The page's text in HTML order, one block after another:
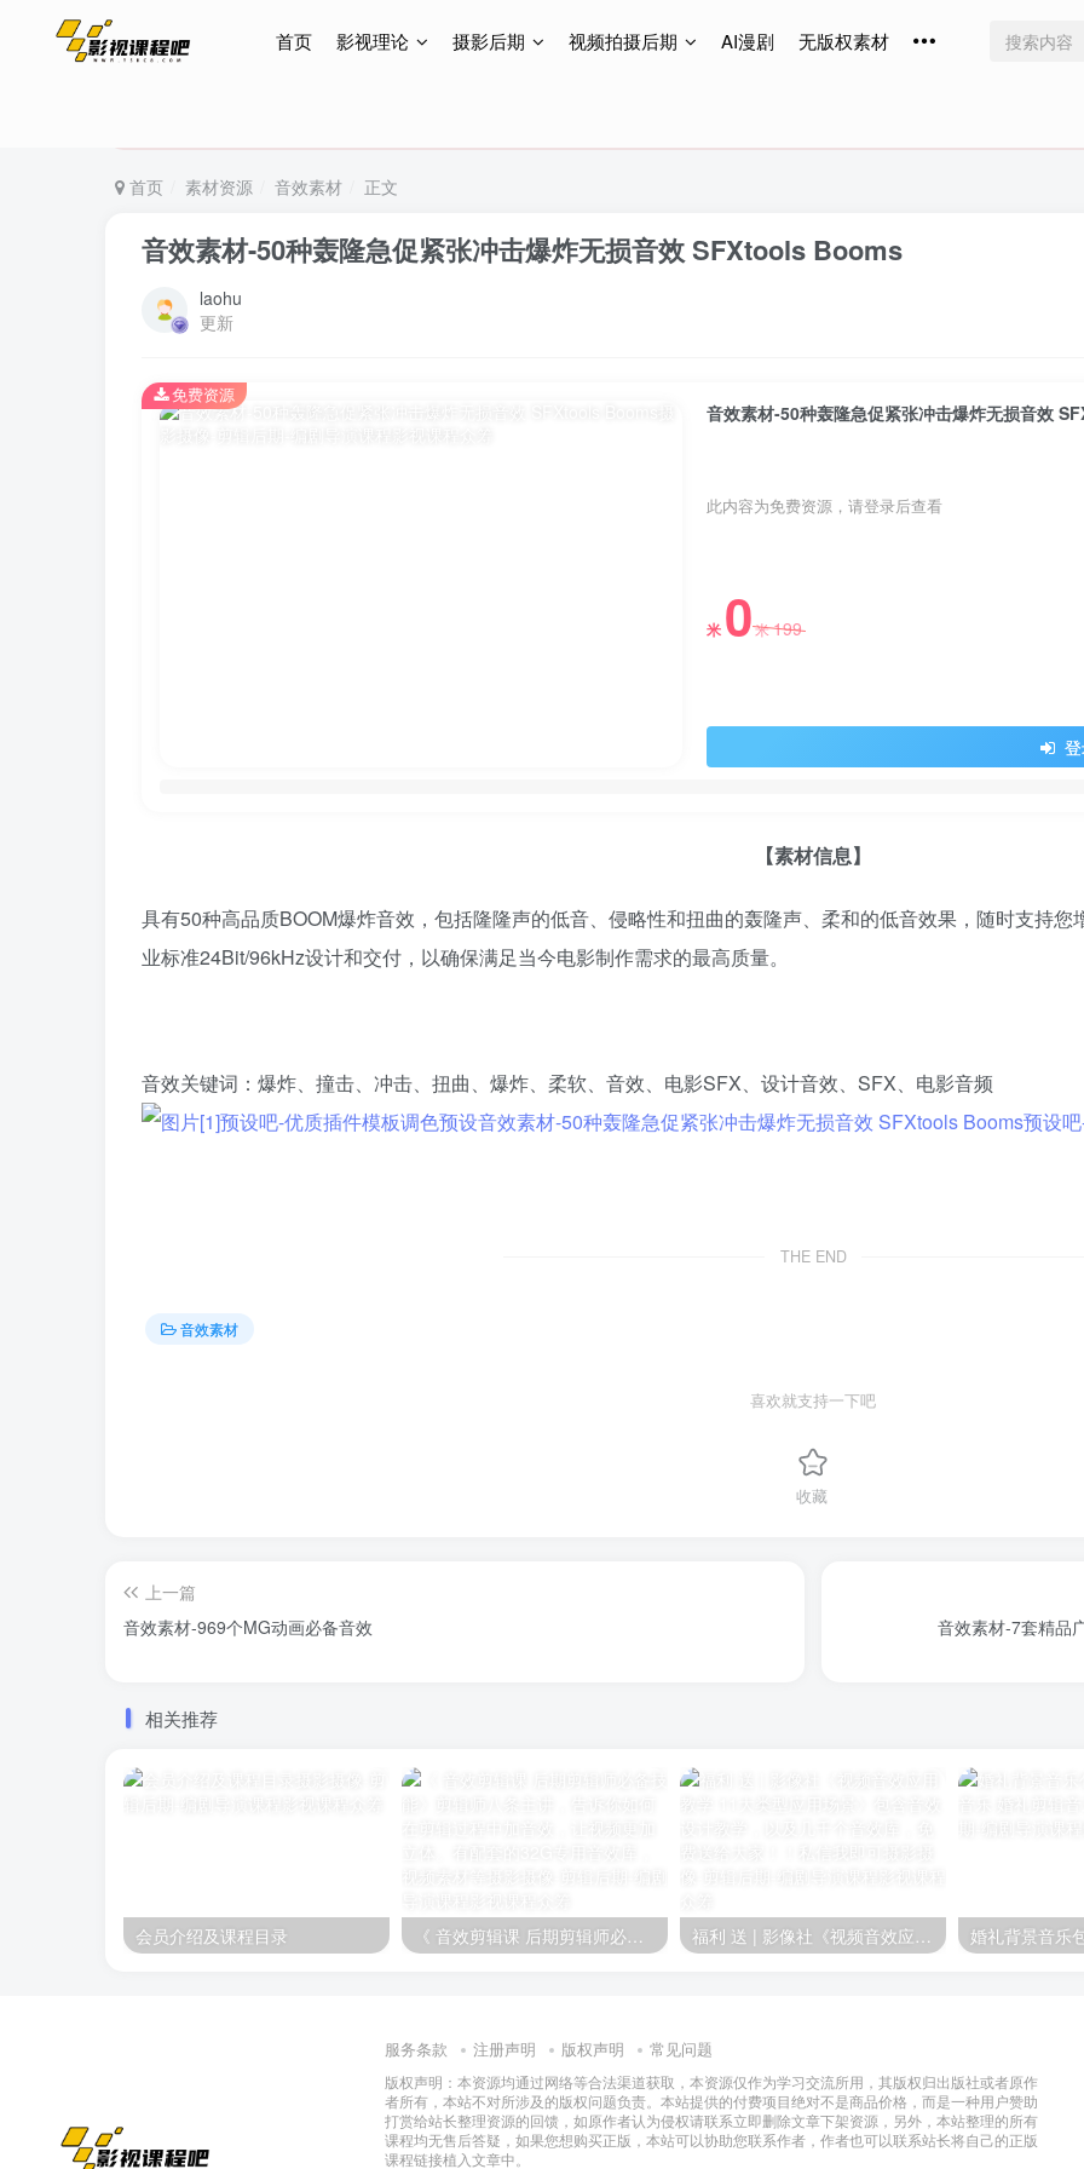
首页 影视理论 摄影后期 视频拍摄后期 AI漫剧 无版权素材
特惠终身会员299元，网站所有内容都可观看，终身免费更新
首页 素材资源 音效素材 正文
音效素材-50种轰隆急促紧张冲击爆炸无损音效 SFXtools Booms
laohu
更新
音效素材-50种轰隆急促紧张冲击爆炸无损音效
此内容为免费资源，请登录后查看
米 0米199
免费资源
【素材信息】
具有50种高品质BOOM爆炸音效，包括隆隆声的低音、侵略性和扭曲的轰隆声、柔和的低音效果，随时支持
业标准24Bit/96kHz设计和交付，以确保满足当今电影制作需求的最高质量。
音效关键词：爆炸、撞击、冲击、扭曲、爆炸、柔软、音效、电影SFX、设计音效、SFX、电影音频
THE END
音效素材
喜欢就支持一下吧
收藏
上一篇
音效素材-969个MG动画必备音效
音效素材-7套精品
相关推荐
会员介绍及课程目录 《 音效剪辑课 后期剪辑师必备技能》剪辑师八条主讲，告诉你如何在剪辑过程中加音效，让视频更加立体。有配套的32G专用音效库，视频素材等 福利 送 | 影像社《视频音效应用教学 11大类型应用场景》包含音效设计教学，以及几千个音效库，免费送给大家！！私信我即可
服务条款 注册声明 版权声明 常见问题
版权声明：本资源均通过网络等合法渠道获取，本资源仅作为学习交流所用，其版权归出版社或者原作
者所有，本站不对所涉及的版权问题负责。本站提供的付费项目绝对不是商品价格，而是一种用户赞助
打赏给站长整理资源的回馈，如原作者认为侵权请联系立即删除文章下架资源，另外，本站整理的所有
课程均无售后答疑，如果您想购买正版，本站可以协助您联系作者，作者也可以联系站长将自己的正版
课程链接植入文章中。